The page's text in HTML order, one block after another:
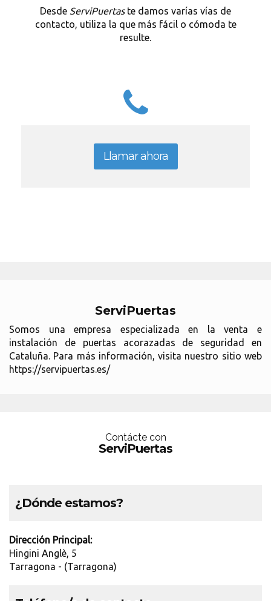
Desde ServiPuertaste damos varías vías de
contacto, utiliza la que más fácil o cómoda te
resulte.
Llamar ahora
ServiPuertas
Somos una empresa especializada en la venta e
instalación de puertas acorazadas de seguridad en
Cataluña. Para más información, visita nuestro sitio web
https://servipuertas.es/
Contácte con
ServiPuertas
¿Dónde estamos?
Dirección Principal:
Hingini Anglè, 5
Tarragona - (Tarragona)